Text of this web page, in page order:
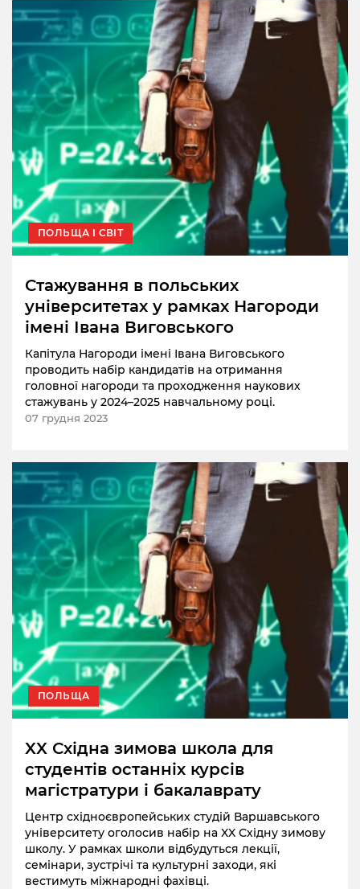
ПОЛЬЩА І СВІТ
Стажування в польських
університетах у рамках Нагороди
імені Івана Виговського
Капітула Нагороди імені Івана Виговського
проводить набір кандидатів на отримання
головної нагороди та проходження наукових
стажувань у 2024–2025 навчальному році.
07 грудня 2023
ПОЛЬЩА
XX Східна зимова школа для
студентів останніх курсів
магістратури і бакалаврату
Центр східноєвропейських студій Варшавського
університету оголосив набір на XX Східну зимову
школу. У рамках школи відбудуться лекції,
семінари, зустрічі та культурні заходи, які
вестимуть міжнародні фахівці.